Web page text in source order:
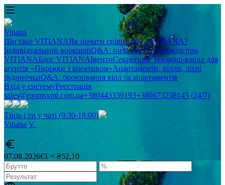
Vitiana
Що таке VITIANAЯк почати співпрацю з VITIANA?
Індивідуальний воркшопQ&A: питання та відповіді про
VITIANAБлог VITIANAІвентиСекретний Telegram-канал для
агентів «Пиріжки з креативом»Апартаменти, вілли, літні
будиночкиQ&A: бронювання вілл та апартаментів
Вхід у системуРеєстрація
sales@roomsxml.com.ua+380443339193+380673238145 (24/7)
Тиць і ти у чаті (9:30-18:00)
Vitiana V.
07.08.2026€1 = ₴52,10